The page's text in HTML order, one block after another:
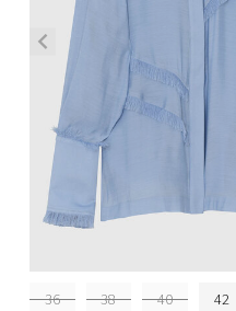
36 38 40 42